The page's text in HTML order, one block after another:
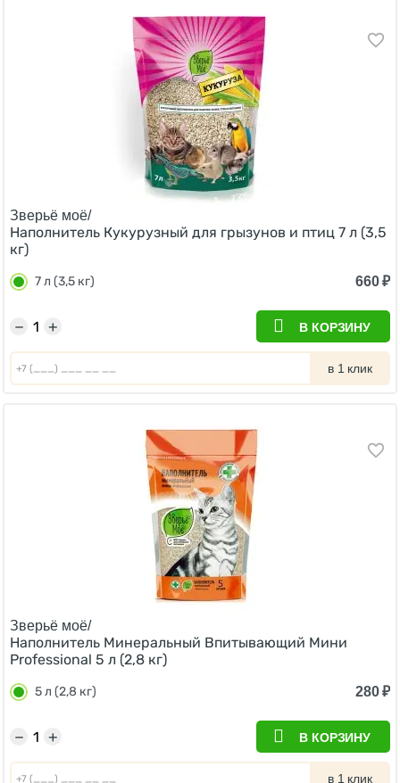
Зверьё моё/
Наполнитель Кукурузный для грызунов и птиц 7 л (3,5
кг)
7 л (3,5 кг) 660₽
+
− В КОРЗИНУ
в 1 клик
Зверьё моё/
Наполнитель Минеральный Впитывающий Мини
Professional 5 л (2,8 кг)
5 л (2,8 кг) 280₽
+
− В КОРЗИНУ
в 1 клик